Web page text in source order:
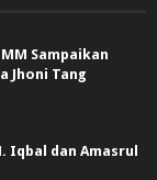
Sampaikan
Jhoni Tang
Iqbal dan Amasrul